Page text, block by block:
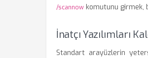
/scannow komutunu girmek,
İnatçı Yazılımları
Standart arayüzlerin